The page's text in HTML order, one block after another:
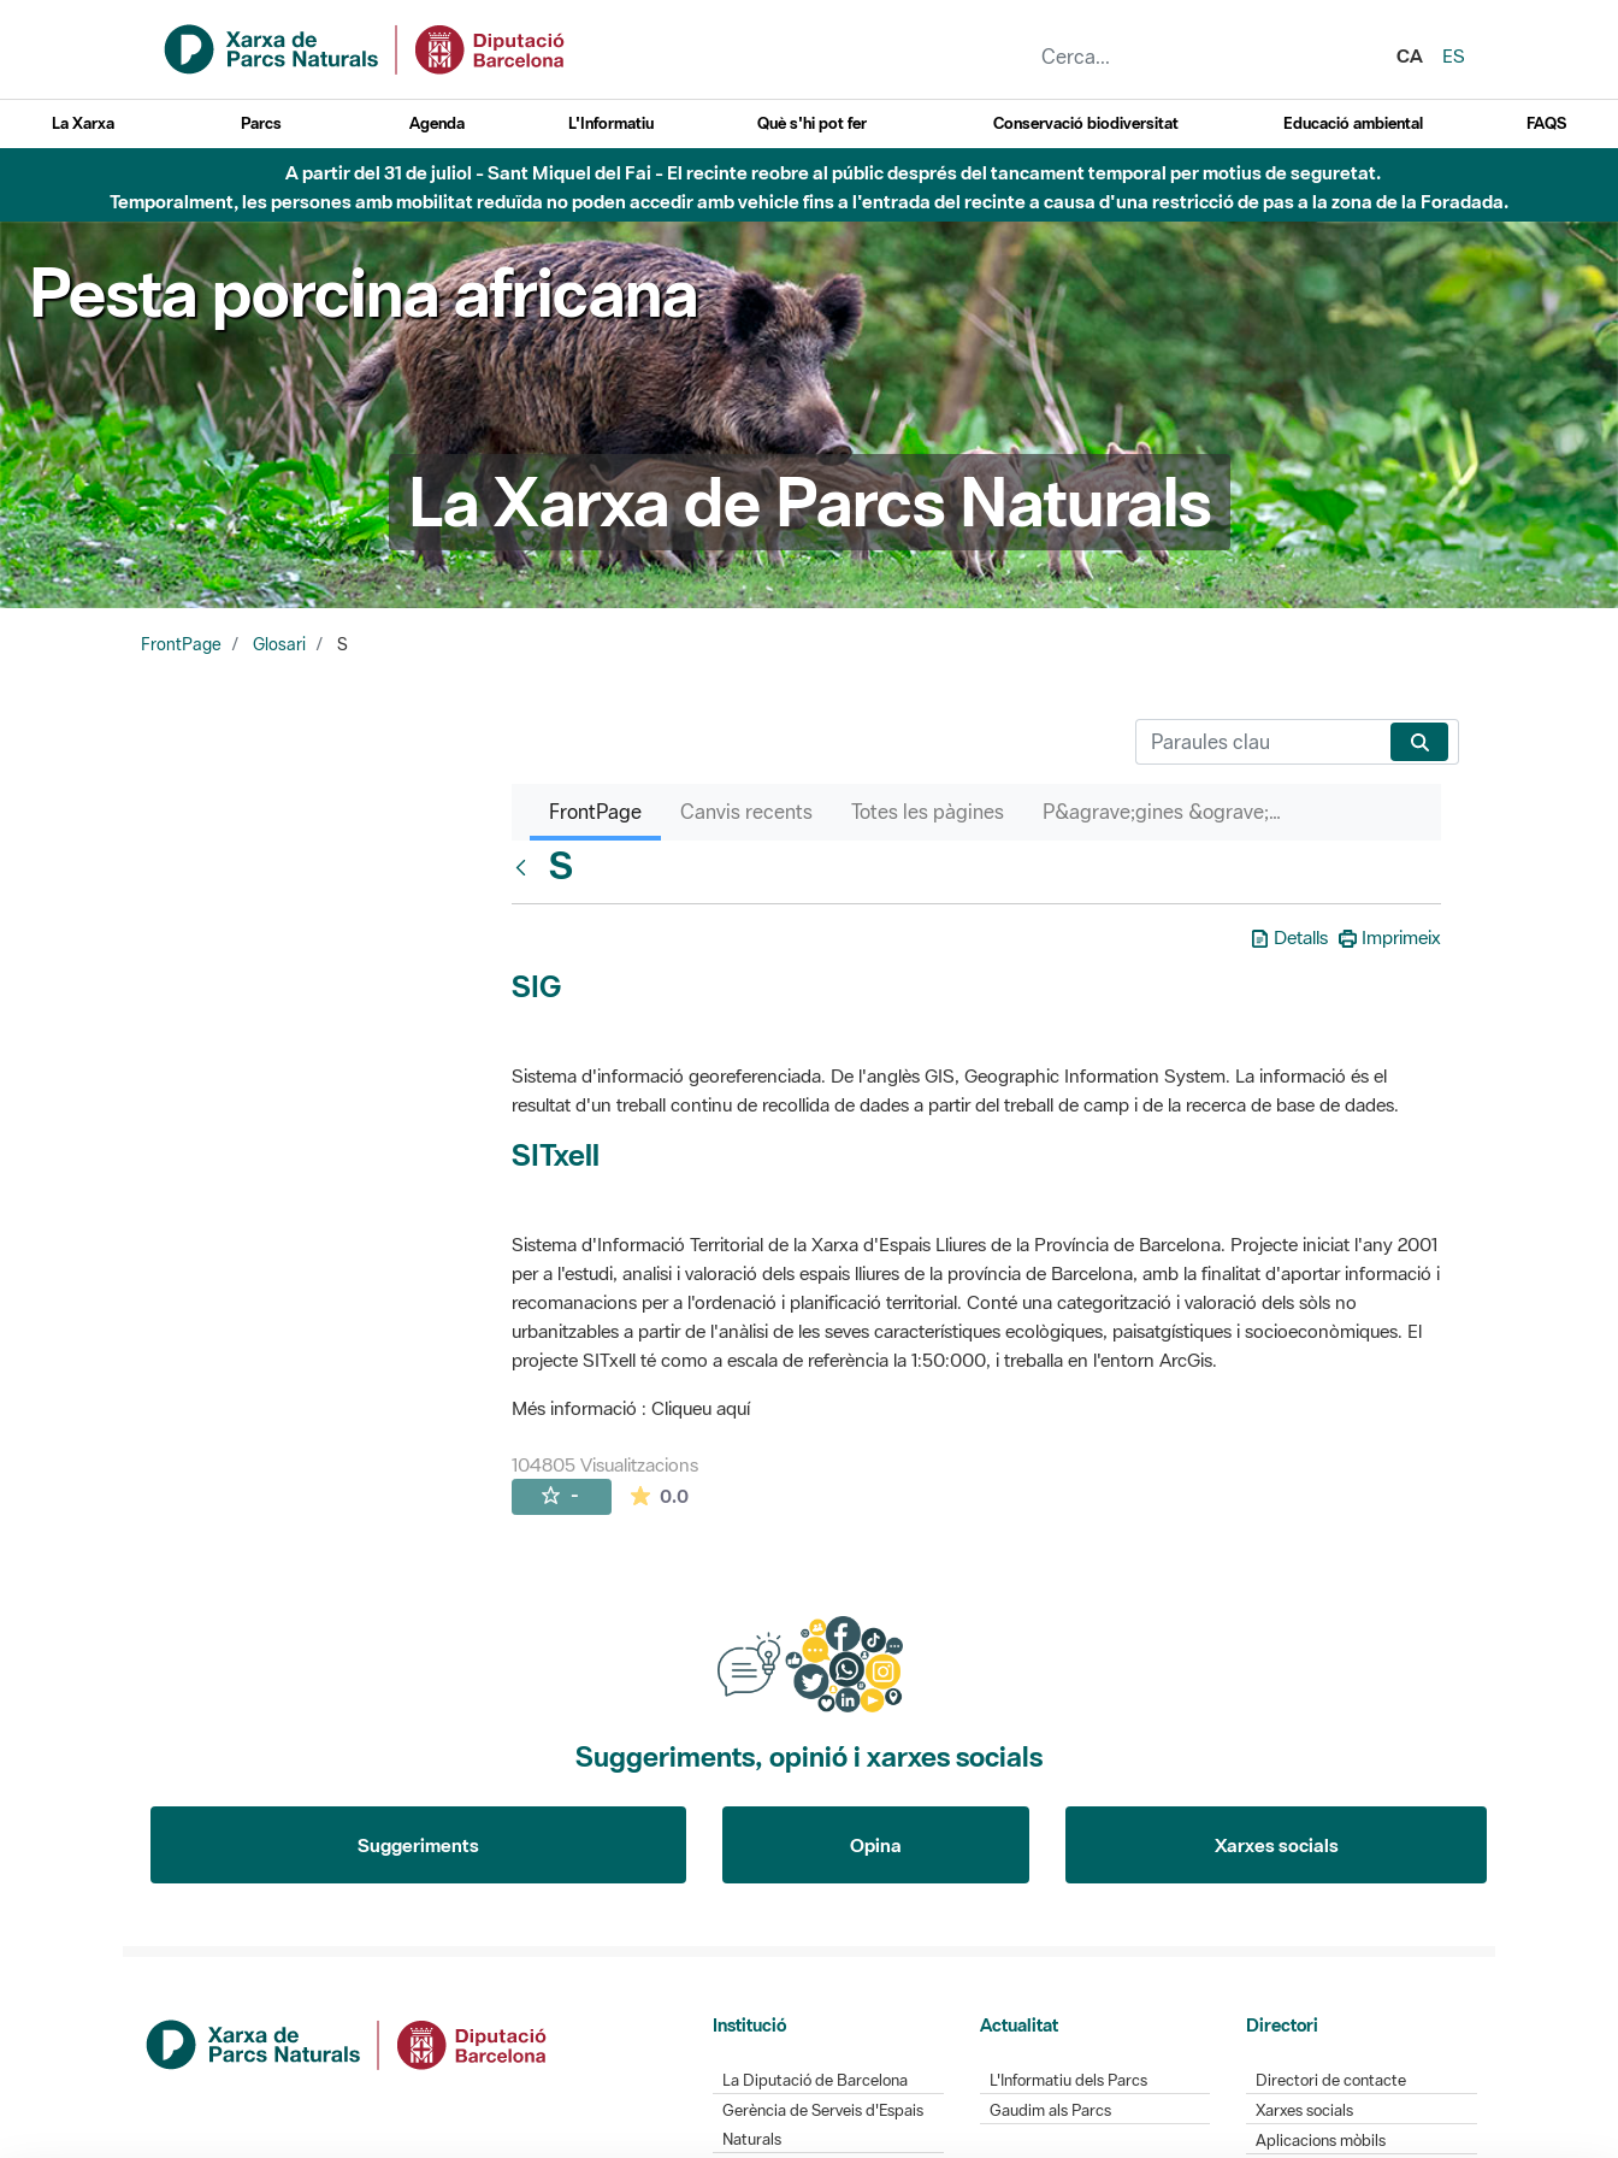
Salta al contingut principal
CA
ES
La Xarxa Parcs Agenda L'Informatiu Què s'hi pot fer Conservació biodiversitat Educació ambiental FAQS
A partir del 31 de juliol - Sant Miquel del Fai - El recinte reobre al públic després del tancament temporal per motius de seguretat.
Temporalment, les persones amb mobilitat reduïda no poden accedir amb vehicle fins a l'entrada del recinte a causa d'una restricció de pas a la zona de la Foradada.
Pesta porcina africana
La Xarxa de Parcs Naturals
FrontPage Glosari S
FrontPage Canvis recents Totes les pàgines P&agrave;gines &ograve;rfenes
S
Detalls Imprimeix
SIG
Sistema d'informació georeferenciada. De l'anglès GIS, Geographic Information System. La informació és el
resultat d'un treball continu de recollida de dades a partir del treball de camp i de la recerca de base de dades.
SITxell
Sistema d'Informació Territorial de la Xarxa d'Espais Lliures de la Província de Barcelona. Projecte iniciat l'any 2001
per a l'estudi, analisi i valoració dels espais lliures de la província de Barcelona, amb la finalitat d'aportar informació i
recomanacions per a l'ordenació i planificació territorial. Conté una categorització i valoració dels sòls no
urbanitzables a partir de l'anàlisi de les seves característiques ecològiques, paisatgístiques i socioeconòmiques. El
projecte SITxell té como a escala de referència la 1:50:000, i treballa en l'entorn ArcGis.
Més informació : Cliqueu aquí
104805 Visualitzacions
- 0.0La mitjana de les valoracions és de 0 estrelles de 5.
Suggeriments, opinió i xarxes socials
Suggeriments Opina Xarxes socials
Institució
La Diputació de Barcelona
Gerència de Serveis d'Espais
Naturals
Actualitat
L'Informatiu dels Parcs
Gaudim als Parcs
Directori
Directori de contacte
Xarxes socials
Aplicacions mòbils